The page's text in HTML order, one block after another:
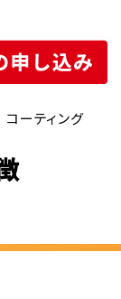
コーティング